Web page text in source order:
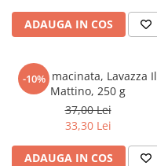
ADAUGA IN COS
-10%
Cafea macinata, Lavazza Il
Mattino, 250 g
37,00 Lei
33,30 Lei
ADAUGA IN COS